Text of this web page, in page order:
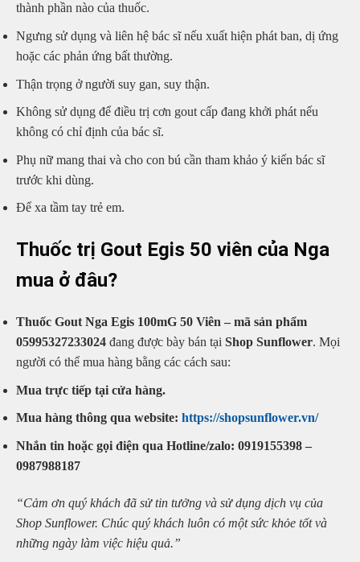
thành phần nào của thuốc.
Ngưng sử dụng và liên hệ bác sĩ nếu xuất hiện phát ban, dị ứng
hoặc các phản ứng bất thường.
Thận trọng ở người suy gan, suy thận.
Không sử dụng để điều trị cơn gout cấp đang khởi phát nếu
không có chỉ định của bác sĩ.
Phụ nữ mang thai và cho con bú cần tham khảo ý kiến bác sĩ
trước khi dùng.
Để xa tầm tay trẻ em.
Thuốc trị Gout Egis 50 viên của Nga
mua ở đâu?
Thuốc Gout Nga Egis 100mG 50 Viên – mã sản phẩm
05995327233024 đang được bày bán tại Shop Sunflower. Mọi
người có thể mua hàng bằng các cách sau:
Mua trực tiếp tại cửa hàng.
Mua hàng thông qua website: https://shopsunflower.vn/
Nhắn tin hoặc gọi điện qua Hotline/zalo: 0919155398 –
0987988187
“Cảm ơn quý khách đã sử tin tưởng và sử dụng dịch vụ của
Shop Sunflower. Chúc quý khách luôn có một sức khỏe tốt và
những ngày làm việc hiệu quả.”